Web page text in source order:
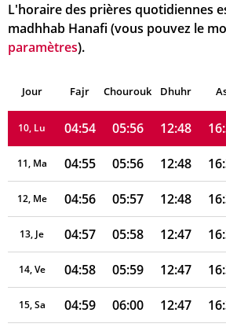
L'horaire des prières quotidiennes
madhhab Hanafi (vous pouvez le
paramètres).
Jour Fajr Chourouk Dhuhr
07, Ve 04:51 05:53 12:48
04:52
09, Di 04:53 05:55 12:48
10, Lu 04:54 05:56 12:48
11, Ma 04:55 05:56 12:48
12, Me 04:56 05:57 12:48
13, Je 04:57 05:58 12:47
14, Ve 04:58 05:59 12:47
15, Sa 04:59 06:00 12:47